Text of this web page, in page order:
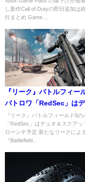
し新作Call of Dutyの即日追加は
行まとめ Game ...
『リーク』バトルフィー
バトロワ「RedSec」は
スクアッド限定でローン
『リーク』バトルフィールド6の
「RedSec」はデュオ＆スクアッ
ローンチ予定 新たなリークによ
『Battlefield...